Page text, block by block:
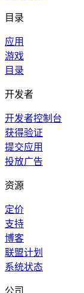
目录
应用
游戏
目录
开发者
开发者控制台
获得验证
提交应用
投放广告
资源
定价
支持
博客
联盟计划
系统状态
公司